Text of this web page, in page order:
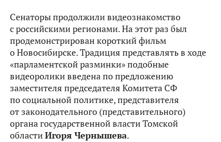
Сенаторы продолжили видеознакомство
с российскими регионами. На этот раз был
продемонстрирован короткий фильм
о Новосибирске. Традиция представлять в ходе
«парламентской разминки» подобные
видеоролики введена по предложению
заместителя председателя Комитета СФ
по социальной политике, представителя
от законодательного (представительного)
органа государственной власти Томской
областиИгоря Чернышева.